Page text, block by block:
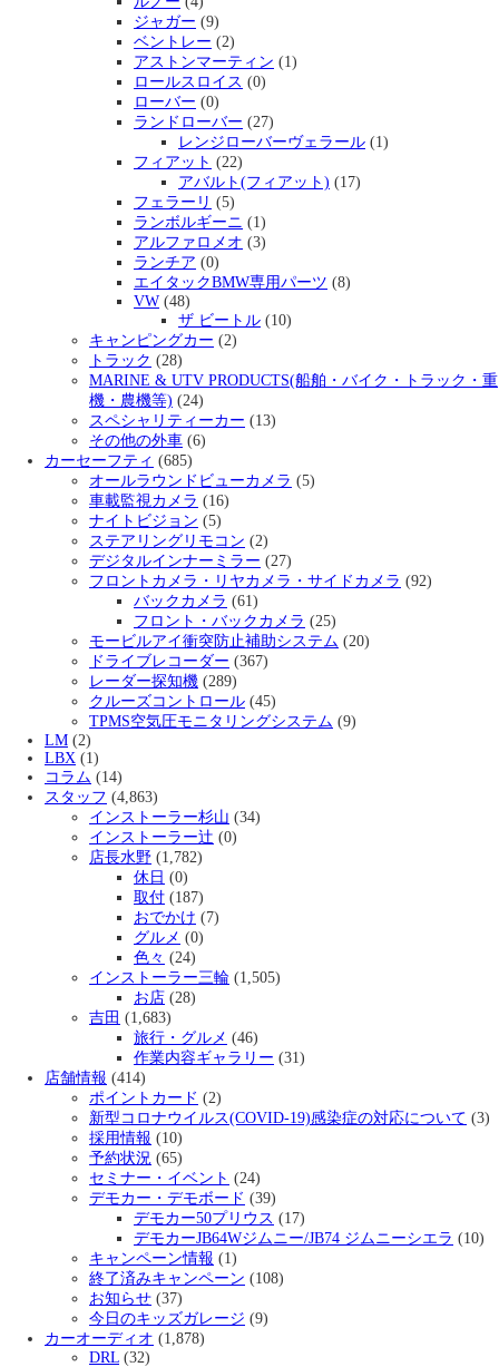
ジャガー (9)
ベントレー (2)
アストンマーティン (1)
ロールスロイス (0)
ローバー (0)
ランドローバー (27)
レンジローバーヴェラール (1)
フィアット (22)
アバルト(フィアット) (17)
フェラーリ (5)
ランボルギーニ (1)
アルファロメオ (3)
ランチア (0)
エイタックBMW専用パーツ (8)
VW (48)
ザ ビートル (10)
キャンピングカー (2)
トラック (28)
MARINE & UTV PRODUCTS(船舶・バイク・トラック・重
機・農機等) (24)
スペシャリティーカー (13)
その他の外車 (6)
カーセーフティ (685)
オールラウンドビューカメラ (5)
車載監視カメラ (16)
ナイトビジョン (5)
ステアリングリモコン (2)
デジタルインナーミラー (27)
フロントカメラ・リヤカメラ・サイドカメラ (92)
バックカメラ (61)
フロント・バックカメラ (25)
モービルアイ衝突防止補助システム (20)
ドライブレコーダー (367)
レーダー探知機 (289)
クルーズコントロール (45)
TPMS空気圧モニタリングシステム (9)
LM (2)
LBX (1)
コラム (14)
スタッフ (4,863)
インストーラー杉山 (34)
インストーラー辻 (0)
店長水野 (1,782)
休日 (0)
取付 (187)
おでかけ (7)
グルメ (0)
色々 (24)
インストーラー三輪 (1,505)
お店 (28)
吉田 (1,683)
旅行・グルメ (46)
作業内容ギャラリー (31)
店舗情報 (414)
ポイントカード (2)
新型コロナウイルス(COVID-19)感染症の対応について (3)
採用情報 (10)
予約状況 (65)
セミナー・イベント (24)
デモカー・デモボード (39)
デモカー50プリウス (17)
デモカーJB64Wジムニー/JB74 ジムニーシエラ (10)
キャンペーン情報 (1)
終了済みキャンペーン (108)
お知らせ (37)
今日のキッズガレージ (9)
カーオーディオ (1,878)
DRL (32)